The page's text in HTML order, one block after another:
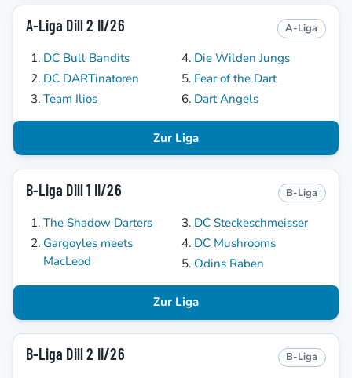
A-Liga Dill 2 II/26 A-Liga
DC Bull Bandits
DC DARTinatoren
Team Ilios
Die Wilden Jungs
Fear of the Dart
Dart Angels
Zur Liga
B-Liga Dill 1 II/26 B-Liga
The Shadow Darters
Gargoyles meets
MacLeod
DC Steckeschmeisser
DC Mushrooms
Odins Raben
Zur Liga
B-Liga Dill 2 II/26 B-Liga